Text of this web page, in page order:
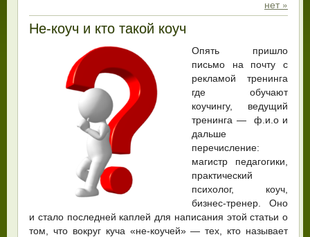
нет »
Не-коуч и кто такой коуч
Опять пришло
письмо на почту с
рекламой тренинга
где обучают
коучингу, ведущий
тренинга — ф.и.о и
дальше
перечисление:
магистр педагогики,
практический
психолог, коуч,
бизнес-тренер. Оно
и стало последней каплей для написания этой статьи о
том, что вокруг куча «не-коучей» — тех, кто называет